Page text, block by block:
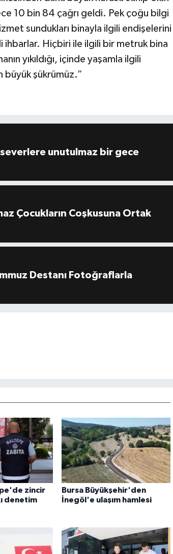
10 bin 84 çağrı geldi. Pek çoğu bilgi
sundukları binayla ilgili endişelerini
ihbarlar. Hiçbiri ile ilgili bir metruk bina
yıkıldığı, içinde yaşamla ilgili
büyük şükrümüz.”
unutulmaz bir gece
Çocukların Coşkusuna Ortak
Destanı Fotoğraflarla
zincir
denetim
Bursa Büyükşehir'den
İnegöl'e ulaşım hamlesi